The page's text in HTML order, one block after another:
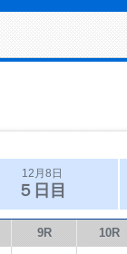
12月8日
５日目
9R 10R